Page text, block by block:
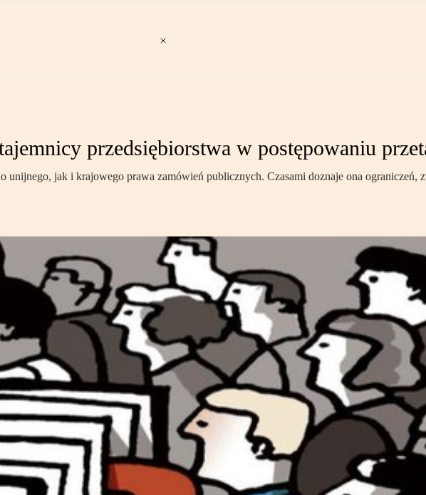
przedsiębiorstwa w postępowaniu
unijnego, jak i krajowego prawa zamówień publicznych. Czasami doznaje ona ograniczeń,